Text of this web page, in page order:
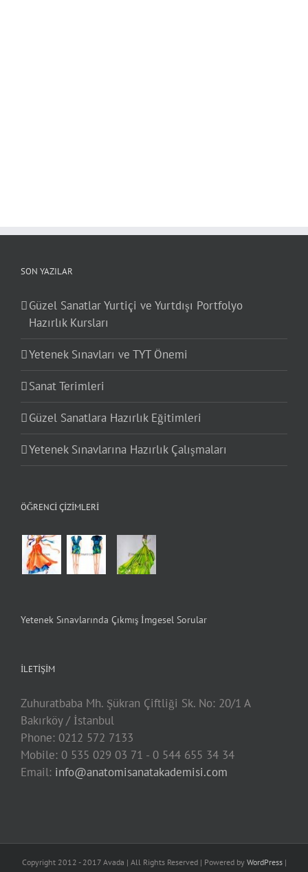
SON YAZILAR
Güzel Sanatlar Yurtiçi ve Yurtdışı Portfolyo
Hazırlık Kursları
Yetenek Sınavları ve TYT Önemi
Sanat Terimleri
Güzel Sanatlara Hazırlık Eğitimleri
Yetenek Sınavlarına Hazırlık Çalışmaları
ÖĞRENCI ÇIZIMLERI
Yetenek Sınavlarında Çıkmış İmgesel Sorular
İLETIŞIM
Zuhuratbaba Mh. Şükran Çiftliği Sk. No: 20/1 A
Bakırköy / İstanbul
Phone: 0212 572 7133
Mobile: 0 535 029 03 71 - 0 544 655 34 34
Email: info@anatomisanatakademisi.com
Copyright 2012 - 2017 Avada | All Rights Reserved | Powered by WordPress|